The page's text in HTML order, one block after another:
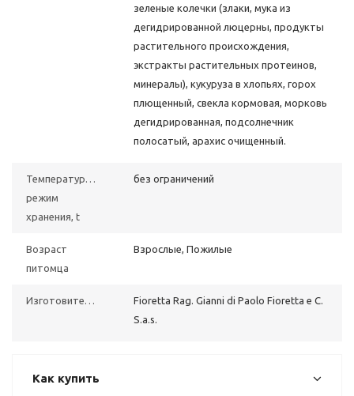
зеленые колечки (злаки, мука из
дегидрированной люцерны, продукты
растительного происхождения,
экстракты растительных протеинов,
минералы), кукуруза в хлопьях, горох
плющенный, свекла кормовая, морковь
дегидрированная, подсолнечник
полосатый, арахис очищенный.
Температурный
режим
хранения, t
без ограничений
Возраст
питомца
Взрослые, Пожилые
Изготовитель
Fioretta Rag. Gianni di Paolo Fioretta e C.
S.a.s.
Как купить